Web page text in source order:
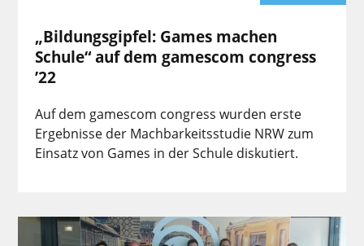
„Bildungsgipfel: Games machen
Schule“ auf dem gamescom congress
’22
Auf dem gamescom congress wurden erste
Ergebnisse der Machbarkeitsstudie NRW zum
Einsatz von Games in der Schule diskutiert.